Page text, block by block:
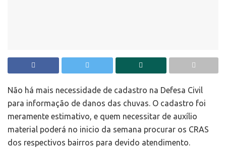
Não há mais necessidade de cadastro na Defesa Civil
para informação de danos das chuvas. O cadastro foi
meramente estimativo, e quem necessitar de auxílio
material poderá no inicio da semana procurar os CRAS
dos respectivos bairros para devido atendimento.